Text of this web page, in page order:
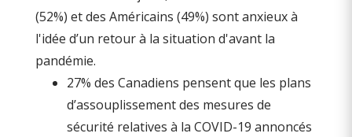
27% des Canadiens pensent que les plans
d’assouplissement des mesures de
sécurité relatives à la COVID-19 annoncés